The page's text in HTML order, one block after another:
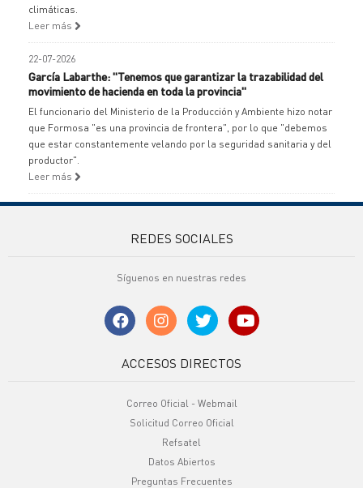
climáticas.
Leer más
22-07-2026
García Labarthe: "Tenemos que garantizar la trazabilidad del
movimiento de hacienda en toda la provincia"
El funcionario del Ministerio de la Producción y Ambiente hizo notar
que Formosa "es una provincia de frontera", por lo que "debemos
que estar constantemente velando por la seguridad sanitaria y del
productor".
Leer más
REDES SOCIALES
Síguenos en nuestras redes
ACCESOS DIRECTOS
Correo Oficial - Webmail
Solicitud Correo Oficial
Refsatel
Datos Abiertos
Preguntas Frecuentes